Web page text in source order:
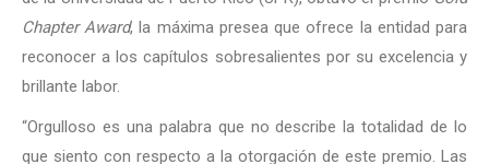
Chapter Award, la máxima presea que ofrece la entidad para
reconocer a los capítulos sobresalientes por su excelencia y
brillante labor.
“Orgulloso es una palabra que no describe la totalidad de lo
que siento con respecto a la otorgación de este premio. Las